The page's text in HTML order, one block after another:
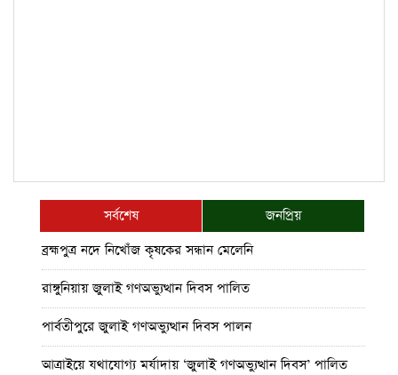
সর্বশেষ
জনপ্রিয়
ব্রহ্মপুত্র নদে নিখোঁজ কৃষকের সন্ধান মেলেনি
রাঙ্গুনিয়ায় জুলাই গণঅভ্যুত্থান দিবস পালিত
পার্বতীপুরে জুলাই গণঅভ্যুত্থান দিবস পালন
আত্রাইয়ে যথাযোগ্য মর্যাদায় ‘জুলাই গণঅভ্যুত্থান দিবস’ পালিত